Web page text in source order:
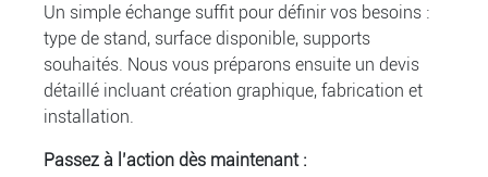
Un simple échange suffit pour définir vos besoins :
type de stand, surface disponible, supports
souhaités. Nous vous préparons ensuite un devis
détaillé incluant création graphique, fabrication et
installation.
Passez à l’action dès maintenant :